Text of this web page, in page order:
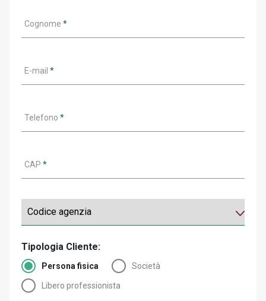
Cognome *
E-mail *
Telefono *
CAP *
Tipologia Cliente:
Persona fisica Società
Libero professionista